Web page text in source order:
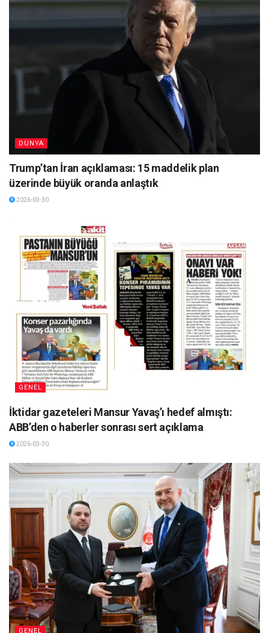
DÜNYA
Trump’tan İran açıklaması: 15 maddelik plan
üzerinde büyük oranda anlaştık
2026-03-30
GENEL
İktidar gazeteleri Mansur Yavaş’ı hedef almıştı:
ABB’den o haberler sonrası sert açıklama
2026-03-30
GENEL